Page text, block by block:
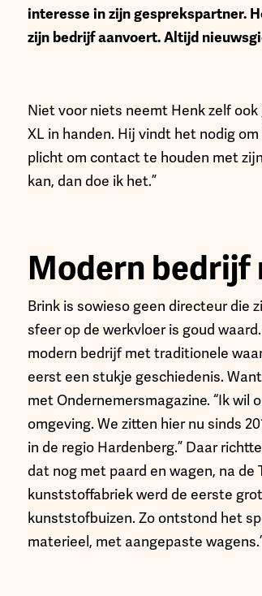
interesse in zijn gesprekspartner.
zijn bedrijf aanvoert. Altijd
Niet voor niets neemt Henk zelf
XL in handen. Hij vindt het nodig
plicht om contact te houden met
kan, dan doe ik het.”
Modern bedrijf
Brink is sowieso geen directeur die
sfeer op de werkvloer is goud
modern bedrijf met traditionele
eerst een stukje geschiedenis.
met Ondernemersmagazine. “Ik wil
omgeving. We zitten hier nu sinds
in de regio Hardenberg.” Daar
dat nog met paard en wagen, na
kunststoffabriek werd de eerste
kunststofbuizen. Zo ontstond het
materieel, met aangepaste